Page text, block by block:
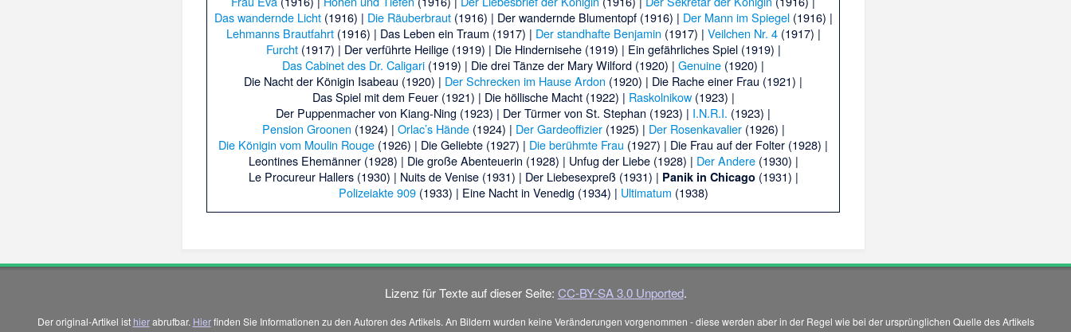
Das wandernde Licht(1916) | Die Räuberbraut(1916) | Der wandernde Blumentopf(1916) | Der Mann im Spiegel(1916) |
Lehmanns Brautfahrt(1916) | Das Leben ein Traum (1917) | Der standhafte Benjamin (1917) | Veilchen Nr. 4(1917) |
Furcht(1917) | Der verführte Heilige(1919) | Die Hindernisehe(1919) | Ein gefährliches Spiel(1919) |
Das Cabinet des Dr. Caligari (1919) | Die drei Tänze der Mary Wilford (1920) | Genuine (1920) |
Die Nacht der Königin Isabeau (1920) | Der Schrecken im Hause Ardon (1920) | Die Rache einer Frau (1921) |
Das Spiel mit dem Feuer(1921) | Die höllische Macht(1922) | Raskolnikow(1923) |
Der Puppenmacher von Kiang-Ning (1923) | Der Türmer von St. Stephan (1923) | I.N.R.I. (1923) |
Pension Groonen (1924) | Orlac’s Hände(1924) | Der Gardeoffizier(1925) | Der Rosenkavalier(1926) |
Die Königin vom Moulin Rouge (1926) | Die Geliebte (1927) | Die berühmte Frau (1927) | Die Frau auf der Folter (1928) |
Leontines Ehemänner(1928) | Die große Abenteuerin (1928) | Unfug der Liebe(1928) | Der Andere(1930) |
Le Procureur Hallers(1930) | Nuits de Venise(1931) | Der Liebesexpreß(1931) | Panik in Chicago(1931) |
Polizeiakte 909(1933) | Eine Nacht in Venedig (1934) | Ultimatum (1938)
Lizenz für Texte auf dieser Seite: CC-BY-SA 3.0 Unported.
Der original-Artikel ist hierabrufbar. Hierfinden Sie Informationen zu den Autoren des Artikels. An Bildern wurden keine Veränderungen vorgenommen - diese werden aber in der Regel wie bei der ursprünglichen Quelle des Artikels